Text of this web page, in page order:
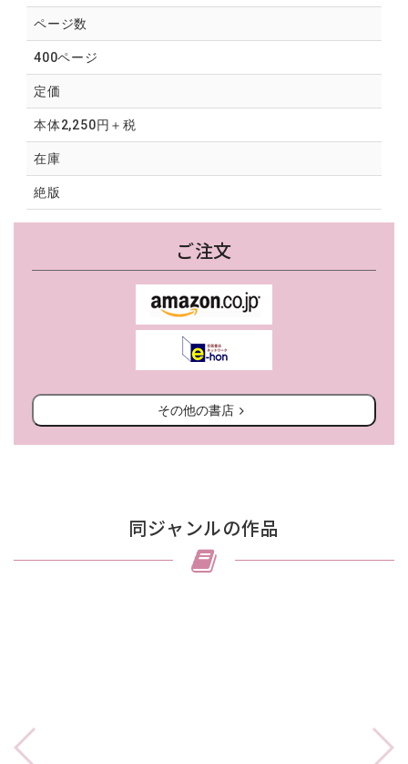
ページ数
400ページ
定価
本体2,250円＋税
在庫
絶版
ご注文
その他の書店
同ジャンルの作品